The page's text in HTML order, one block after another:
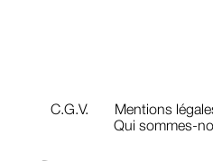
C.G.V. Mentions
Qui sommes-